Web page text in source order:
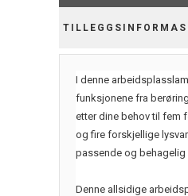
I denne
funksjonene fra
etter dine behov til fem
og fire forskjellige
passende og behagelig
Denne allsidige